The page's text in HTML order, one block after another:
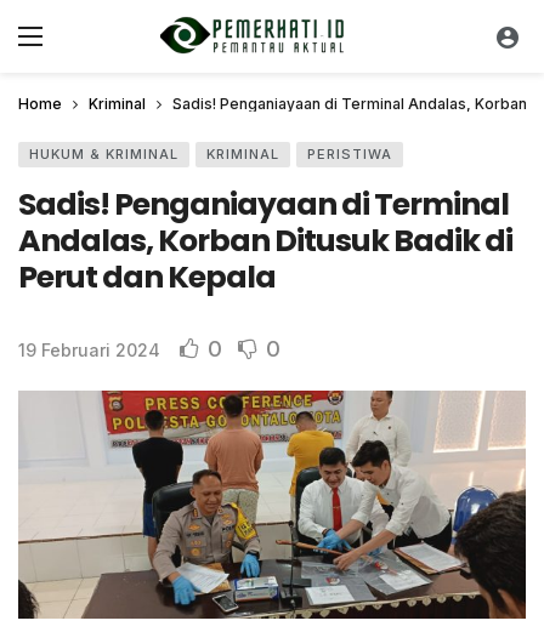
Home Kriminal Sadis! Penganiayaan di Terminal Andalas, Korban
HUKUM & KRIMINAL KRIMINAL PERISTIWA
Sadis! Penganiayaan di Terminal
Andalas, Korban Ditusuk Badik di
Perut dan Kepala
19 Februari 2024 0 0